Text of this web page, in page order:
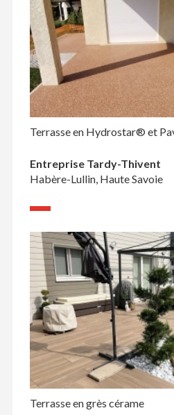
Terrasse en Hydrostar® et
Entreprise Tardy-Thivent
Habère-Lullin, Haute Savoie
Terrasse en grès cérame